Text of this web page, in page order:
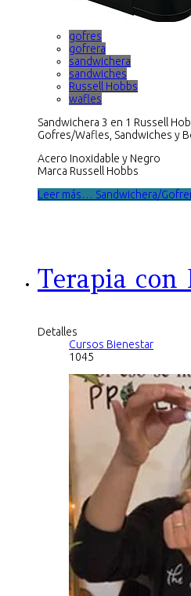
gofres
gofrera
sandwichera
sandwiches
Russell Hobbs
wafles
Sandwichera 3 en 1 Russell
Gofres/Wafles, Sandwiches y
Acero Inoxidable y Negro
Marca Russell Hobbs
Leer más… Sandwichera/
Terapia con
Detalles
Cursos Bienestar
1045